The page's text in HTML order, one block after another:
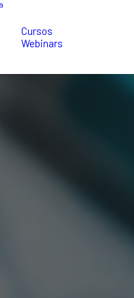
Cursos
Webinars